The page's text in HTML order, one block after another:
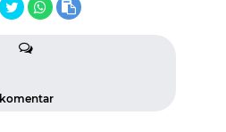
komentar